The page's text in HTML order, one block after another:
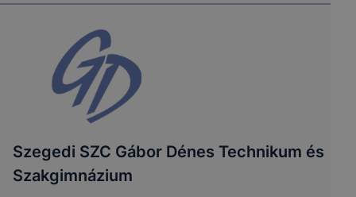
Szegedi SZC Gábor Dénes Technikum és
Szakgimnázium